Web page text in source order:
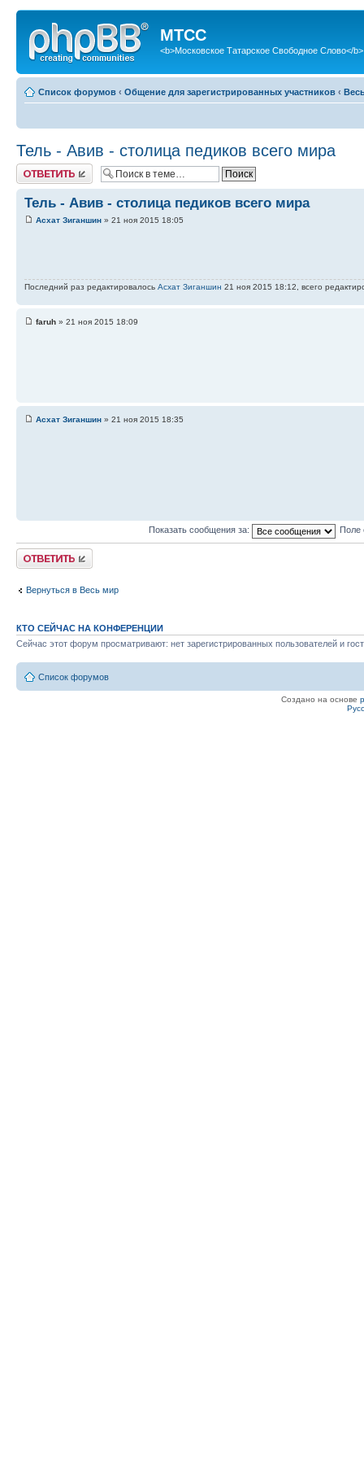
МТСС
<b>Московское Татарское Свободное Слово</b>
Список форумов ‹ Общение для зарегистрированных участников ‹
Тель - Авив - столица педиков всего мира
Ответить
Тель - Авив - столица педиков всего мира
Асхат Зиганшин » 21 ноя 2015 18:05
Последний раз редактировалось Асхат Зиганшин 21 ноя 2015 18:12, всего
faruh » 21 ноя 2015 18:09
Асхат Зиганшин » 21 ноя 2015 18:35
Показать сообщения за: Поле
Ответить
Вернуться в Весь мир
КТО СЕЙЧАС НА КОНФЕРЕНЦИИ
Сейчас этот форум просматривают: нет зарегистрированных пользователей и
Список форумов
Создано на основе